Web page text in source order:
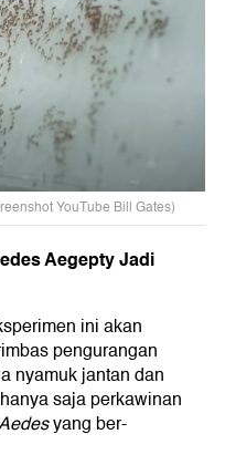
YouTube Bill Gates)
Aegepty Jadi
ini akan
pengurangan
nyamuk jantan dan
saja perkawinan
yang ber-